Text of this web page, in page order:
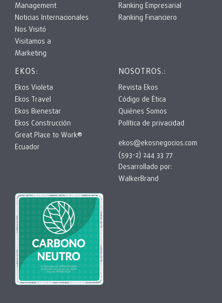
Management
Noticias Internacionales
Nos Visitó
Visitamos a
Marketing
Ranking Empresarial
Ranking Financiero
EKOS:
Ekos Violeta
Ekos Travel
Ekos Bienestar
Ekos Construcción
Great Place to Work®
Ecuador
NOSOTROS.:
Revista Ekos
Código de Ética
Quiénes Somos
Política de privacidad
ekos@ekosnegocios.com
(593-2) 244 33 77
Desarrollado por:
WalkerBrand